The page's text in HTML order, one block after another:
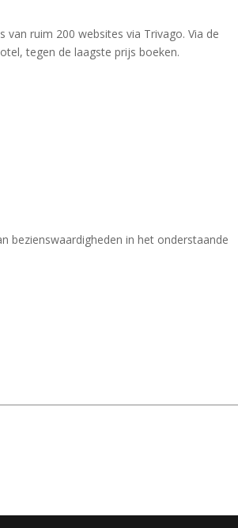
ruim 200 websites via Trivago. Via de
tegen de laagste prijs boeken.
bezienswaardigheden in het onderstaande